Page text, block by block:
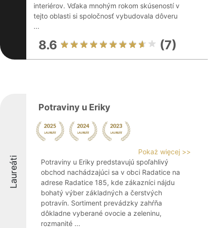
interiérov. Vďaka mnohým rokom skúseností v
tejto oblasti si spoločnosť vybudovala dôveru
...
8.6 (7)
Laureáti
Potraviny u Eriky
Pokaż więcej >>
Potraviny u Eriky predstavujú spoľahlivý
obchod nachádzajúci sa v obci Radatice na
adrese Radatice 185, kde zákazníci nájdu
bohatý výber základných a čerstvých
potravín. Sortiment prevádzky zahŕňa
dôkladne vyberané ovocie a zeleninu,
rozmanité ...